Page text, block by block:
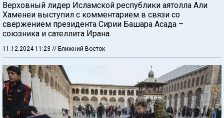
Верховный лидер Исламской республики аятолла Али
Хаменеи выступил с комментарием в связи со
свержением президента Сирии Башара Асада –
союзника и сателлита Ирана.
11.12.2024 11:23 // Ближний Восток